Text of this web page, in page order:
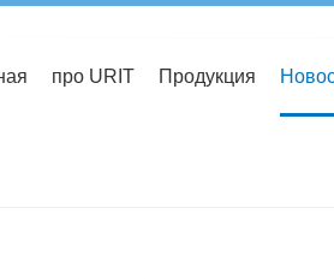
про URIT Продукция